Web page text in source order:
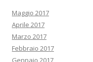
Maggio 2017
Aprile 2017
Marzo 2017
Febbraio 2017
Gennaio 2017